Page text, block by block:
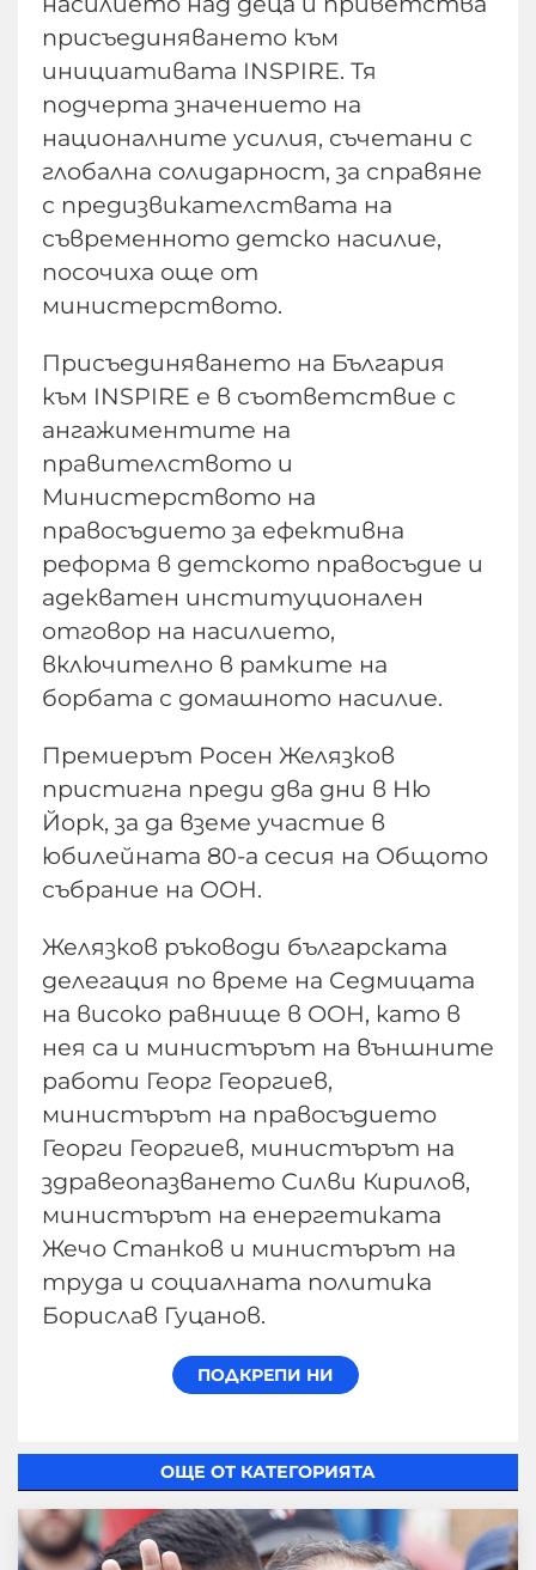
присъединяването към
инициативата INSPIRE. Тя
подчерта значението на
националните усилия, съчетани с
глобална солидарност, за справяне
с предизвикателствата на
съвременното детско насилие,
посочиха още от
министерството.
Присъединяването на България
към INSPIRE е в съответствие с
ангажиментите на
правителството и
Министерството на
правосъдието за ефективна
реформа в детското правосъдие и
адекватен институционален
отговор на насилието,
включително в рамките на
борбата с домашното насилие.
Премиерът Росен Желязков
пристигна преди два дни в Ню
Йорк, за да вземе участие в
юбилейната 80-а сесия на Общото
събрание на ООН.
Желязков ръководи българската
делегация по време на Седмицата
на високо равнище в ООН, като в
нея са и министърът на външните
работи Георг Георгиев,
министърът на правосъдието
Георги Георгиев, министърът на
здравеопазването Силви Кирилов,
министърът на енергетиката
Жечо Станков и министърът на
труда и социалната политика
Борислав Гуцанов.
ОЩЕ ОТ КАТЕГОРИЯТА